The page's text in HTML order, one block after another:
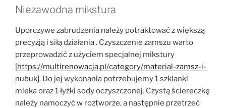
Niezawodna mikstura
Uporczywe zabrudzenia należy potraktować z większą
precyzją i siłą działania . Czyszczenie zamszu warto
przeprowadzić z użyciem specjalnej mikstury
[https://multirenowacja.pl/category/material-zamsz-i-
nubuk]. Do jej wykonania potrzebujemy 1 szklanki
mleka oraz 1 łyżki sody oczyszczonej. Czystą ściereczkę
należy namoczyć w roztworze, a następnie przetrzeć